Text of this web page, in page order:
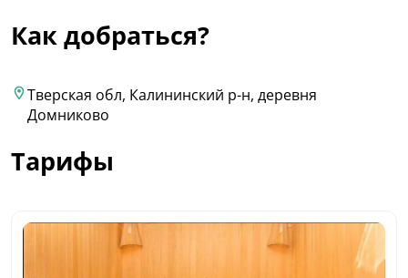
Как добраться?
Тверская обл, Калининский р-н, деревня
Домниково
Тарифы